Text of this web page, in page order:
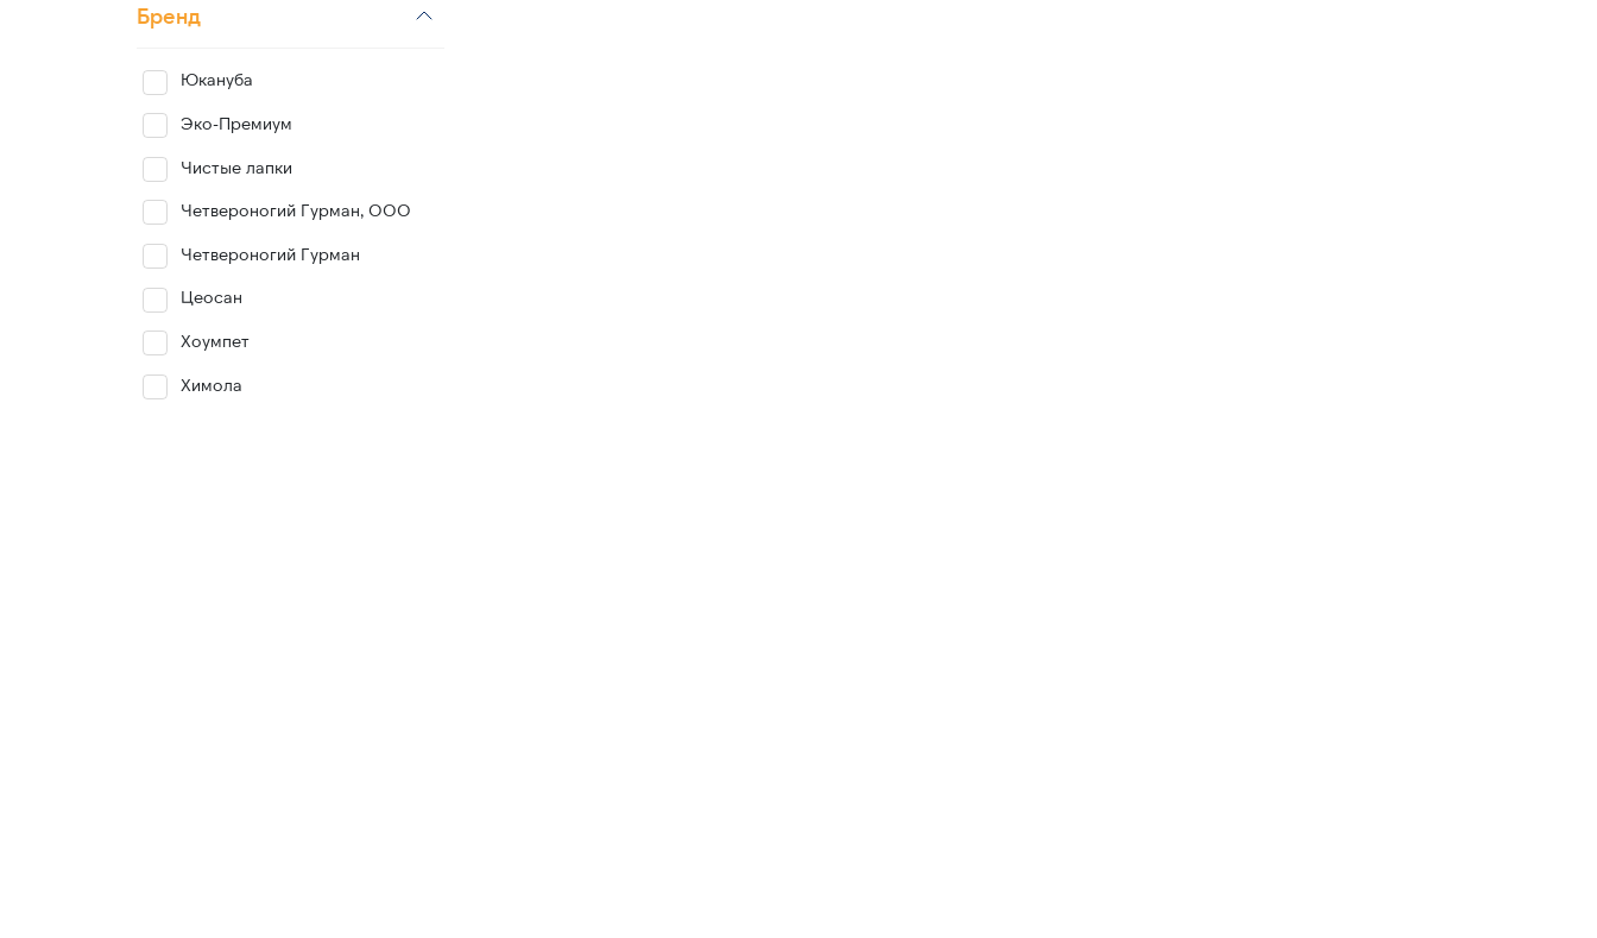
Бренд
Юкануба
Эко-Премиум
Чистые лапки
Четвероногий Гурман, ООО
Четвероногий Гурман
Цеосан
Хоумпет
Химола